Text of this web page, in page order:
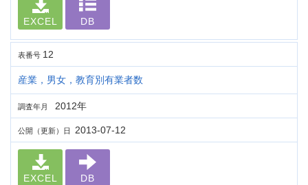
EXCEL DB
表番号 12
産業，男女，教育別有業者数
調査年月 2012年
公開（更新）日 2013-07-12
EXCEL DB